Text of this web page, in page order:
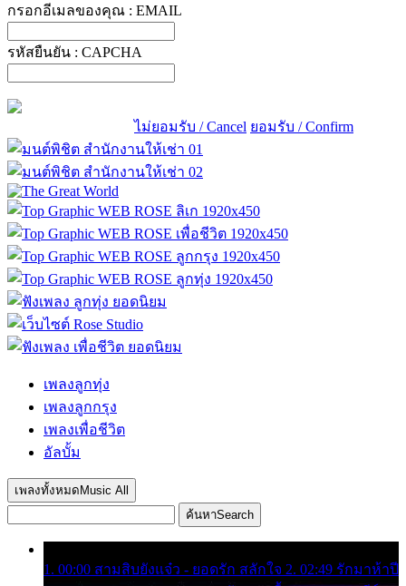
กรอกอีเมลของคุณ : EMAIL
รหัสยืนยัน : CAPCHA
ไม่ยอมรับ / Cancel ยอมรับ / Confirm
เพลงลูกทุ่ง
เพลงลูกกรุง
เพลงเพื่อชีวิต
อัลบั้ม
เพลงทั้งหมด Music All
ค้นหาSearch
1. 00:00 สามสิบยังแจ๋ว - ยอดรัก สลักใจ 2. 02:49 รักมาห้าปี